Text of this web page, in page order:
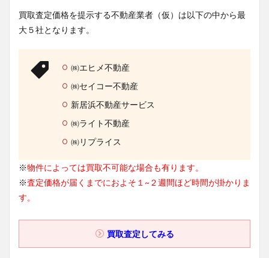
買取査定価格を提示する不動産業者（仮）は以下の中から最
大５社となります。
㈱エヒメ不動産
㈱セイコー不動産
新居浜不動産サービス
㈱ライト不動産
㈱リプライス
※物件によっては買取不可能な場合も有ります。
※査定価格が届くまでにおよそ１~２週間ほど時間が掛かりま
す。
買取査定してみる